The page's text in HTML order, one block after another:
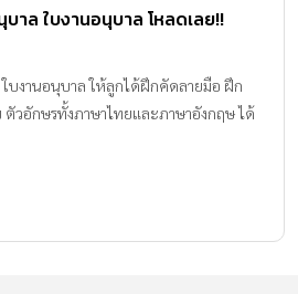
าล ใบงานอนุบาล โหลดเลย!!
งานอนุบาล ให้ลูกได้ฝึกคัดลายมือ ฝึก
ตัวอักษรทั้งภาษาไทยและภาษาอังกฤษ ได้